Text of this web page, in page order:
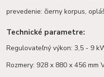
prevedenie: čierny korpus,
Technické parametre:
Regulovateľný výkon: 3,5 - 9
Rozmery: 928 x 880 x 456 mm